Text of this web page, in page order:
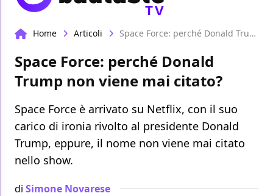
TV
Home Articoli Space Force: perché Donald Trump non viene mai citato?
Space Force: perché Donald
Trump non viene mai citato?
Space Force è arrivato su Netflix, con il suo
carico di ironia rivolto al presidente Donald
Trump, eppure, il nome non viene mai citato
nello show.
di Simone Novarese